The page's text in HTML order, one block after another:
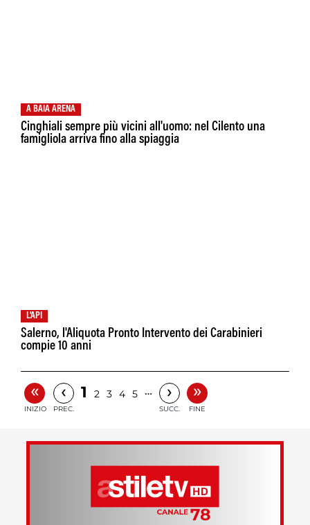
A BAIA ARENA
Cinghiali sempre più vicini all'uomo: nel Cilento una
famigliola arriva fino alla spiaggia
L'API
Salerno, l'Aliquota Pronto Intervento dei Carabinieri
compie 10 anni
«
INIZIO
‹
PREC.
1 2 3 4 5 … ›
SUCC.
»
FINE